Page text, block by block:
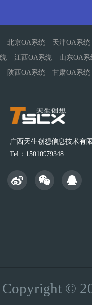
北京OA系统 天津OA系统
统
江西OA系统 山东OA系
陕西OA系统
甘肃OA系统
广西天生创想信息技术有
Tel：15010979348
Copyright ©